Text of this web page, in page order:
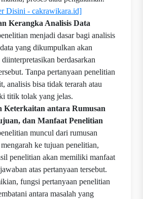
Disini - cakrawikara.id]
Kerangka Analisis Data
menjadi dasar bagi analisis
yang dikumpulkan akan
berdasarkan
Tanpa pertanyaan penelitian
analisis bisa tidak terarah atau
titik tolak yang jelas.
Keterkaitan antara Rumusan
dan Manfaat Penelitian
muncul dari rumusan
ke tujuan penelitian,
penelitian akan memiliki manfaat
atas pertanyaan tersebut.
fungsi pertanyaan penelitian
antara masalah yang